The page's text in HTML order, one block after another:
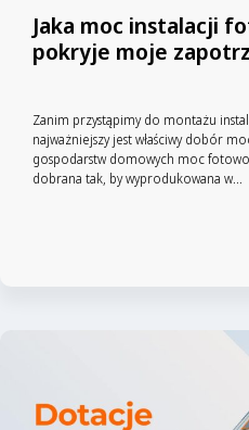
Jaka moc instalacji
pokryje moje
Zanim przystąpimy do montażu
najważniejszy jest właściwy dobór
gospodarstw domowych moc
dobrana tak, by wyprodukowana w...